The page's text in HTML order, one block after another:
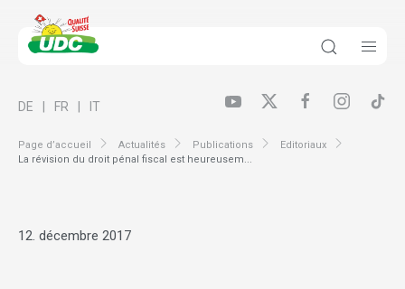
Page d’accueil Actualités Publications
Editoriaux
La révision du droit pénal fiscal est heureusem...
DE FR IT
12. décembre 2017